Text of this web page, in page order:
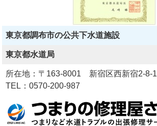
東京都調布市の公共下水道施設
東京都水道局
所在地：〒163-8001 新宿区西新宿2-8-1
TEL：0570-200-987